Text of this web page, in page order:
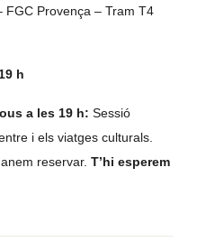
FGC Provença – Tram T4
h
a les 19 h: Sessió
i els viatges culturals.
reservar. T’hi esperem